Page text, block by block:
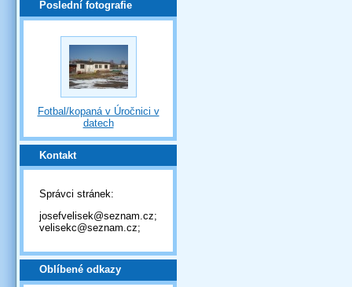
Poslední fotografie
Fotbal/kopaná v Úročnici v
datech
Kontakt
Správci stránek:
josefvelisek@seznam.cz;
velisekc@seznam.cz;
Oblíbené odkazy